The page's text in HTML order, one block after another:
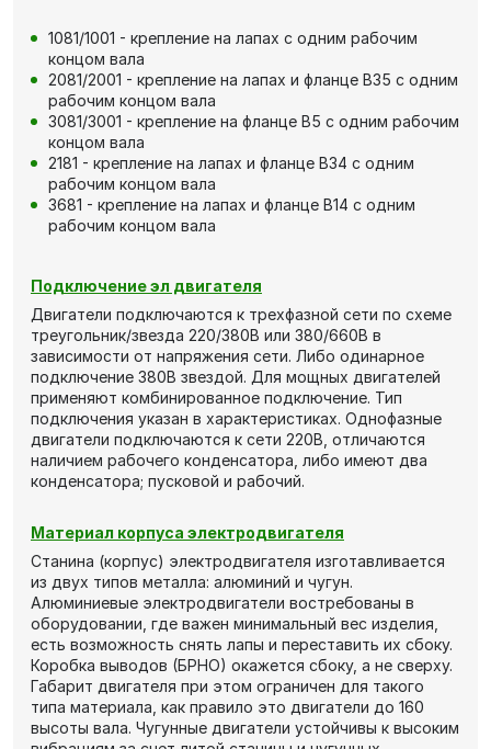
1081/1001 - крепление на лапах с одним рабочим
концом вала
2081/2001 - крепление на лапах и фланце В35 с одним
рабочим концом вала
3081/3001 - крепление на фланце В5 с одним рабочим
концом вала
2181 - крепление на лапах и фланце В34 с одним
рабочим концом вала
3681 - крепление на лапах и фланце В14 с одним
рабочим концом вала
Подключение эл двигателя
Двигатели подключаются к трехфазной сети по схеме
треугольник/звезда 220/380В или 380/660В в
зависимости от напряжения сети. Либо одинарное
подключение 380В звездой. Для мощных двигателей
применяют комбинированное подключение. Тип
подключения указан в характеристиках. Однофазные
двигатели подключаются к сети 220В, отличаются
наличием рабочего конденсатора, либо имеют два
конденсатора; пусковой и рабочий.
Материал корпуса электродвигателя
Станина (корпус) электродвигателя изготавливается
из двух типов металла: алюминий и чугун.
Алюминиевые электродвигатели востребованы в
оборудовании, где важен минимальный вес изделия,
есть возможность снять лапы и переставить их сбоку.
Коробка выводов (БРНО) окажется сбоку, а не сверху.
Габарит двигателя при этом ограничен для такого
типа материала, как правило это двигатели до 160
высоты вала. Чугунные двигатели устойчивы к высоким